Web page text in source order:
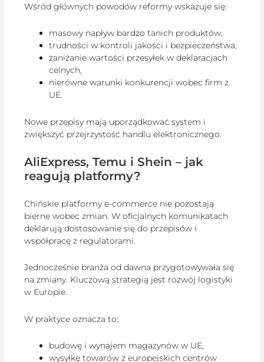
Wśród głównych powodów reformy wskazuje się:
masowy napływ bardzo tanich produktów,
trudności w kontroli jakości i bezpieczeństwa,
zaniżanie wartości przesyłek w deklaracjach
celnych,
nierówne warunki konkurencji wobec firm z
UE.
Nowe przepisy mają uporządkować system i
zwiększyć przejrzystość handlu elektronicznego.
AliExpress, Temu i Shein – jak
reagują platformy?
Chińskie platformy e-commerce nie pozostają
bierne wobec zmian. W oficjalnych komunikatach
deklarują dostosowanie się do przepisów i
współpracę z regulatorami.
Jednocześnie branża od dawna przygotowywała się
na zmiany. Kluczową strategią jest rozwój logistyki
w Europie.
W praktyce oznacza to:
budowę i wynajem magazynów w UE,
wysyłkę towarów z europejskich centrów